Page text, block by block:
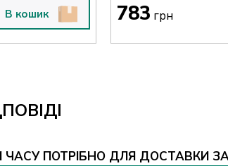
В кошик 783 грн
ЧАСУ ПОТРІБНО ДЛЯ ДОСТАВКИ